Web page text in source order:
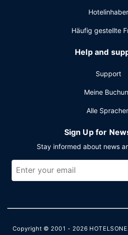
Hotelinhaber
Häufig gestellte
Help and
Support
Meine
Alle
Sign Up for
Stay informed about news
Copyright © 2001 - 2026 HOTELSONE